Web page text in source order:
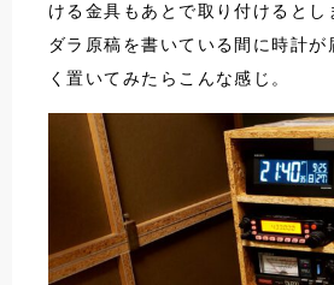
ける金具もあとで取り付けると
ダラ原稿を書いている間に時計が
く置いてみたらこんな感じ。